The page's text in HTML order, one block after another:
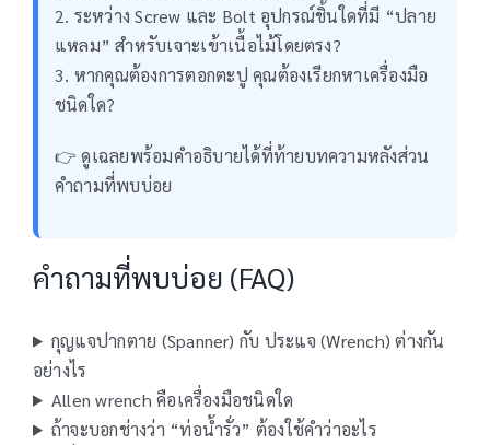
2. ระหว่าง Screw และ Bolt อุปกรณ์ชิ้นใดที่มี “ปลาย
แหลม” สำหรับเจาะเข้าเนื้อไม้โดยตรง?
3. หากคุณต้องการตอกตะปู คุณต้องเรียกหาเครื่องมือ
ชนิดใด?
👉 ดูเฉลยพร้อมคำอธิบายได้ที่ท้ายบทความหลังส่วน
คำถามที่พบบ่อย
คำถามที่พบบ่อย (FAQ)
กุญแจปากตาย (Spanner) กับ ประแจ (Wrench) ต่างกัน
อย่างไร
Allen wrench คือเครื่องมือชนิดใด
ถ้าจะบอกช่างว่า “ท่อน้ำรั่ว” ต้องใช้คำว่าอะไร